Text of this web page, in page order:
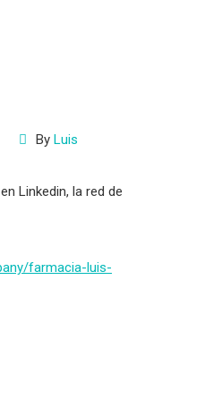
By Luis
Linkedin, la red de
farmacia-luis-